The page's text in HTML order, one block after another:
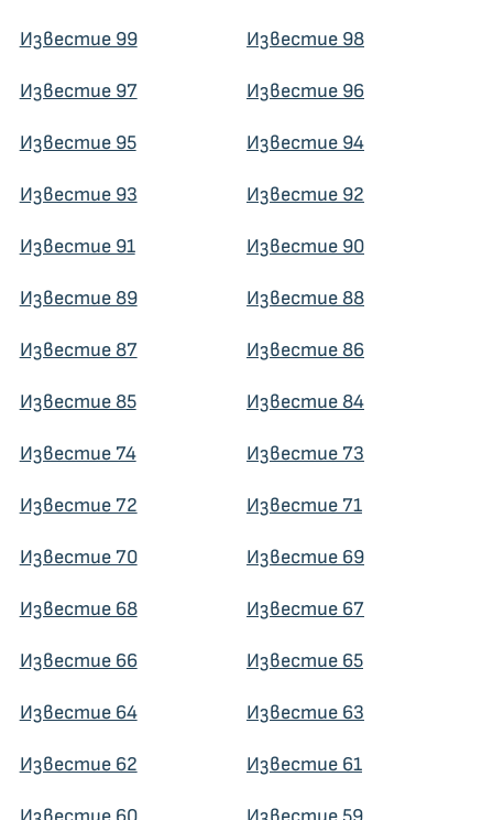
Известие 99 Известие 98
Известие 97 Известие 96
Известие 95 Известие 94
Известие 93 Известие 92
Известие 91 Известие 90
Известие 89 Известие 88
Известие 87 Известие 86
Известие 85 Известие 84
Известие 74 Известие 73
Известие 72 Известие 71
Известие 70 Известие 69
Известие 68 Известие 67
Известие 66 Известие 65
Известие 64 Известие 63
Известие 62 Известие 61